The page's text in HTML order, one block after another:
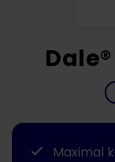
Maximal